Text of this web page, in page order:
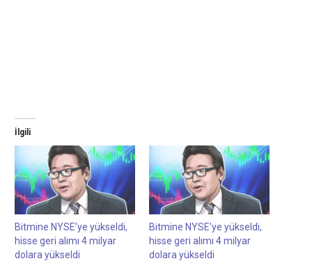
İlgili
Bitmine NYSE’ye yükseldi,
hisse geri alımı 4 milyar
dolara yükseldi
Bitmine NYSE’ye yükseldi,
hisse geri alımı 4 milyar
dolara yükseldi